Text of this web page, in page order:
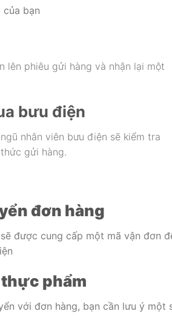
của bạn
lên phiêu gửi hàng và nhận lại một
bưu điện
nhân viên bưu điện sẽ kiểm tra
gửi hàng.
đơn hàng
được cung cấp một mã vận đơn
phẩm
với đơn hàng, bạn cần lưu ý một